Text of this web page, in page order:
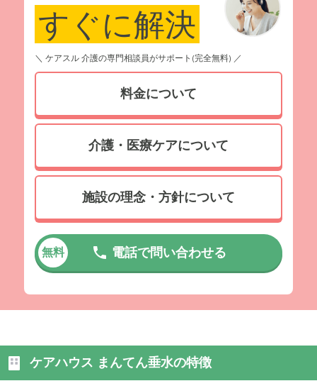
すぐに解決
＼ ケアスル 介護の専門相談員がサポート(完全無料) ／
料金について
介護・医療ケアについて
施設の理念・方針について
無料 電話で問い合わせる
ケアハウス まんてん垂水の特徴